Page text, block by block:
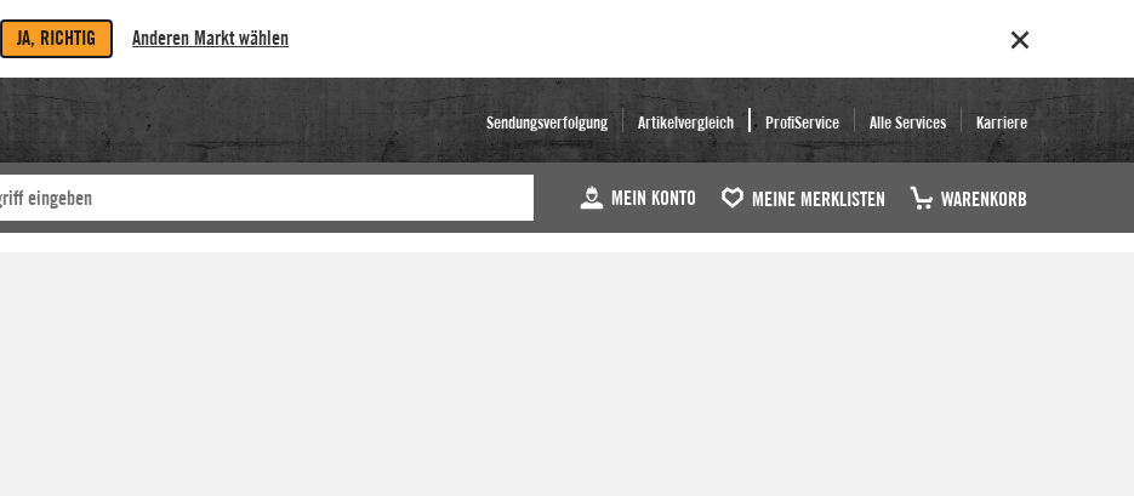
JA, RICHTIG Anderen Markt wählen
Sendungsverfolgung Artikelvergleich ProfiService Alle Services Karriere
MEIN KONTO MEINE MERKLISTEN WARENKORB